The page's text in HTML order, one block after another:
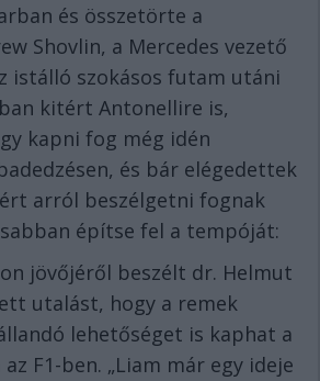
és összetörte a
Shovlin, a Mercedes vezető
istálló szokásos futam utáni
kitért Antonellire is,
kapni fog még idén
és bár elégedettek
arról beszélgetni fognak
építse fel a tempóját:
jövőjéről beszélt dr. Helmut
utalást, hogy a remek
lehetőséget is kaphat a
F1-ben. „Liam már egy ideje